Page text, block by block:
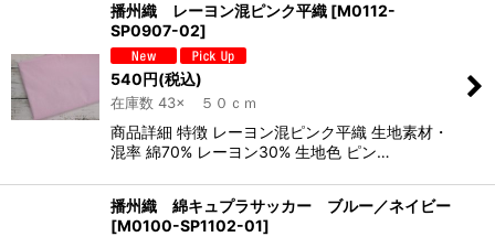
播州織 レーヨン混ピンク平織 [M0112-
SP0907-02]
540円(税込)
在庫数 43× ５０ｃｍ
商品詳細 特徴 レーヨン混ピンク平織 生地素材・
混率 綿70% レーヨン30% 生地色 ピン…
播州織 綿キュプラサッカー ブルー／ネイビー
[M0100-SP1102-01]